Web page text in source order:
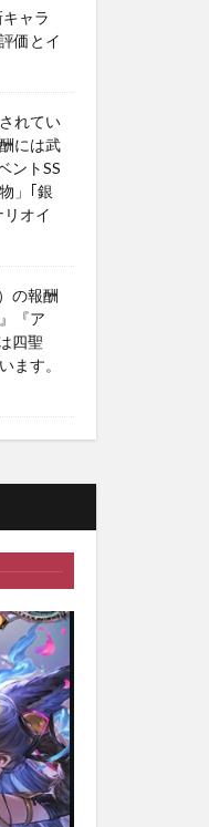
ャラ
価とイ
れてい
には武
ントSS
」｢銀
オイ
の報酬
『ア
四聖
ます。